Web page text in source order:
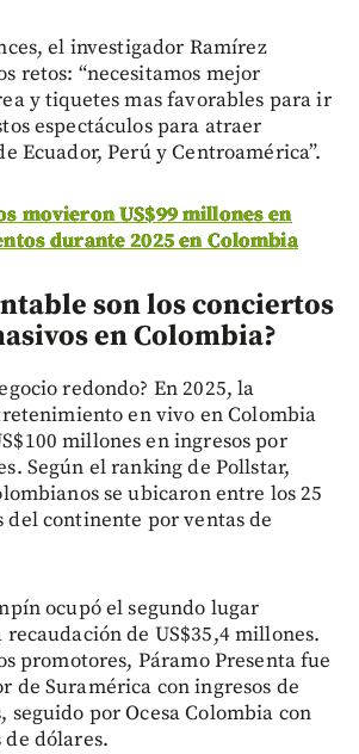
el investigador Ramírez
retos: “necesitamos mejor
y tiquetes mas favorables para ir
espectáculos para atraer
Ecuador, Perú y Centroamérica”.
movieron US$99 millones en
durante 2025 en Colombia
son los conciertos
en Colombia?
redondo? En 2025, la
en vivo en Colombia
millones en ingresos por
Según el ranking de Pollstar,
se ubicaron entre los 25
del continente por ventas de
ocupó el segundo lugar
de US$35,4 millones.
promotores, Páramo Presenta fue
de Suramérica con ingresos de
seguido por Ocesa Colombia con
de dólares.